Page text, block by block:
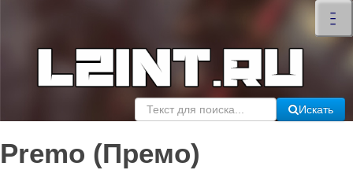
–
–
–
×
Искать
Premo (Премо)